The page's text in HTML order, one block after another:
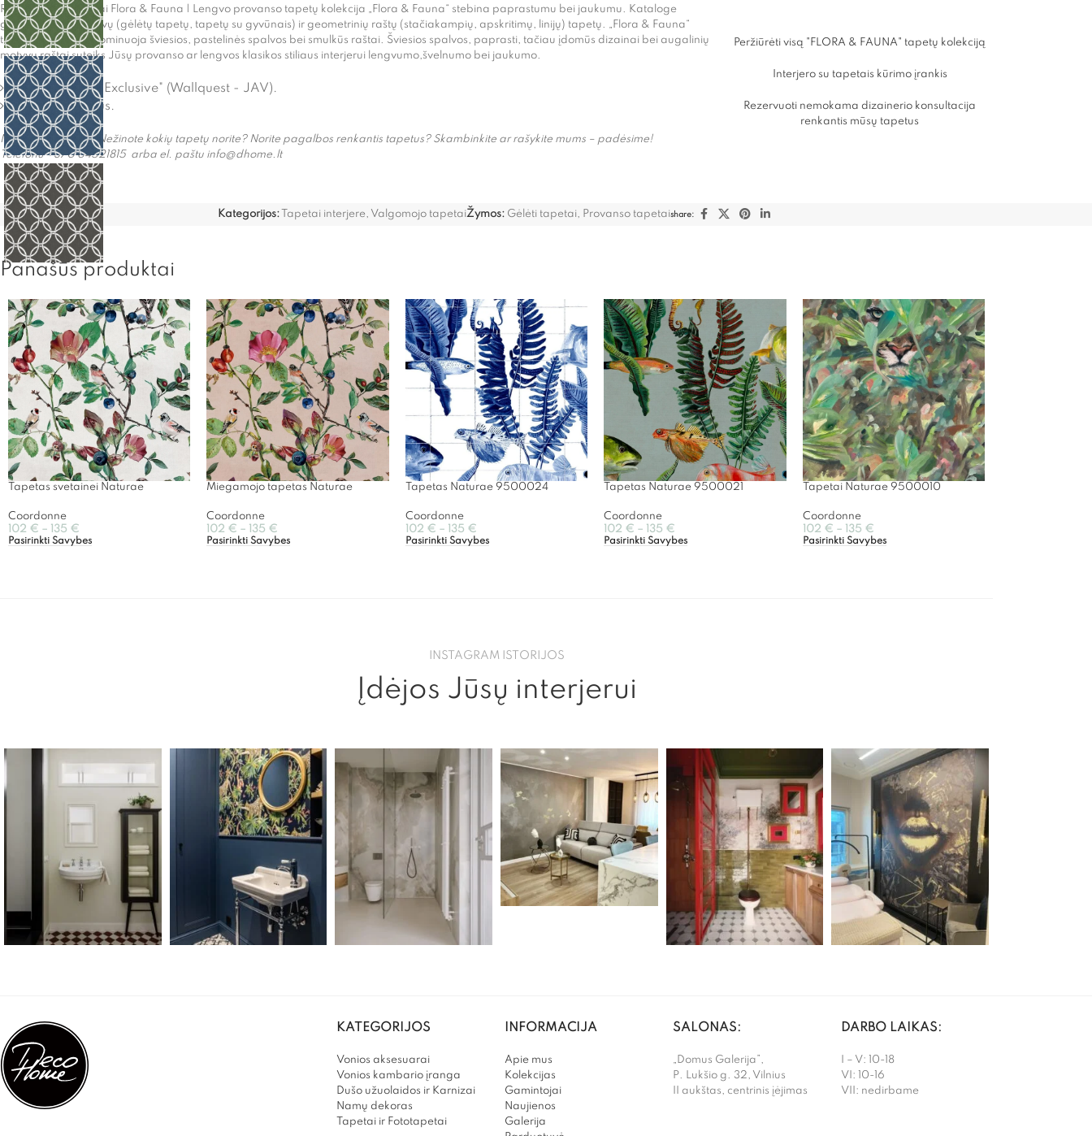
Ryškių spalvų tapetai Flora & Fauna | Lengvo provanso tapetų kolekcija „Flora & Fauna“ stebina paprastumu bei jaukumu. Kataloge
gausu gamtos motyvų (gėlėtų tapetų, tapetų su gyvūnais) ir geometrinių raštų (stačiakampių, apskritimų, linijų) tapetų. „Flora & Fauna“
tapetų kolekcijoje dominuoja šviesios, pastelinės spalvos bei smulkūs raštai. Šviesios spalvos, paprasti, tačiau įdomūs dizainai bei augalinių
motyvų raštai suteiks Jūsų provanso ar lengvos klasikos stiliaus interjerui lengvumo,švelnumo bei jaukumo.
Kilmės šalis: "KT Exclusive" (Wallquest - JAV).
Sudėtis: popierius.
Netiko šie tapetai? Nežinote kokių tapetų norite? Norite pagalbos renkantis tapetus? Skambinkite ar rašykite mums – padėsime!
Telefonu +370 64521815 arba el. paštu info@dhome.lt
Peržiūrėti visą "FLORA & FAUNA" tapetų kolekciją
Interjero su tapetais kūrimo įrankis
Rezervuoti nemokama dizainerio konsultacija
renkantis mūsų tapetus
Kategorijos: Tapetai interjere, Valgomojo tapetaiŽymos: Gėlėti tapetai, Provanso tapetaishare:
Panašūs produktai
Tapetas svetainei Naturae
Coordonne
102 € – 135 €
Pasirinkti Savybes
Miegamojo tapetas Naturae
Coordonne
102 € – 135 €
Pasirinkti Savybes
Tapetas Naturae 9500024
Coordonne
102 € – 135 €
Pasirinkti Savybes
Tapetas Naturae 9500021
Coordonne
102 € – 135 €
Pasirinkti Savybes
Tapetai Naturae 9500010
Coordonne
102 € – 135 €
Pasirinkti Savybes
INSTAGRAM ISTORIJOS
Įdėjos Jūsų interjerui
KATEGORIJOS
Vonios aksesuarai
Vonios kambario įranga
Dušo užuolaidos ir Karnizai
Namų dekoras
Tapetai ir Fototapetai
INFORMACIJA
Apie mus
Kolekcijas
Gamintojai
Naujienos
Galerija
SALONAS:
„Domus Galerija”,
P. Lukšio g. 32, Vilnius
II aukštas, centrinis įėjimas
DARBO LAIKAS:
I – V: 10-18
VI: 10-16
VII: nedirbame